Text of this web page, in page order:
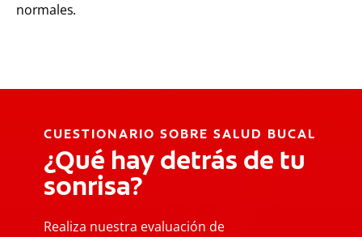
normales.
CUESTIONARIO SOBRE SALUD BUCAL
¿Qué hay detrás de tu
sonrisa?
Realiza nuestra evaluación de